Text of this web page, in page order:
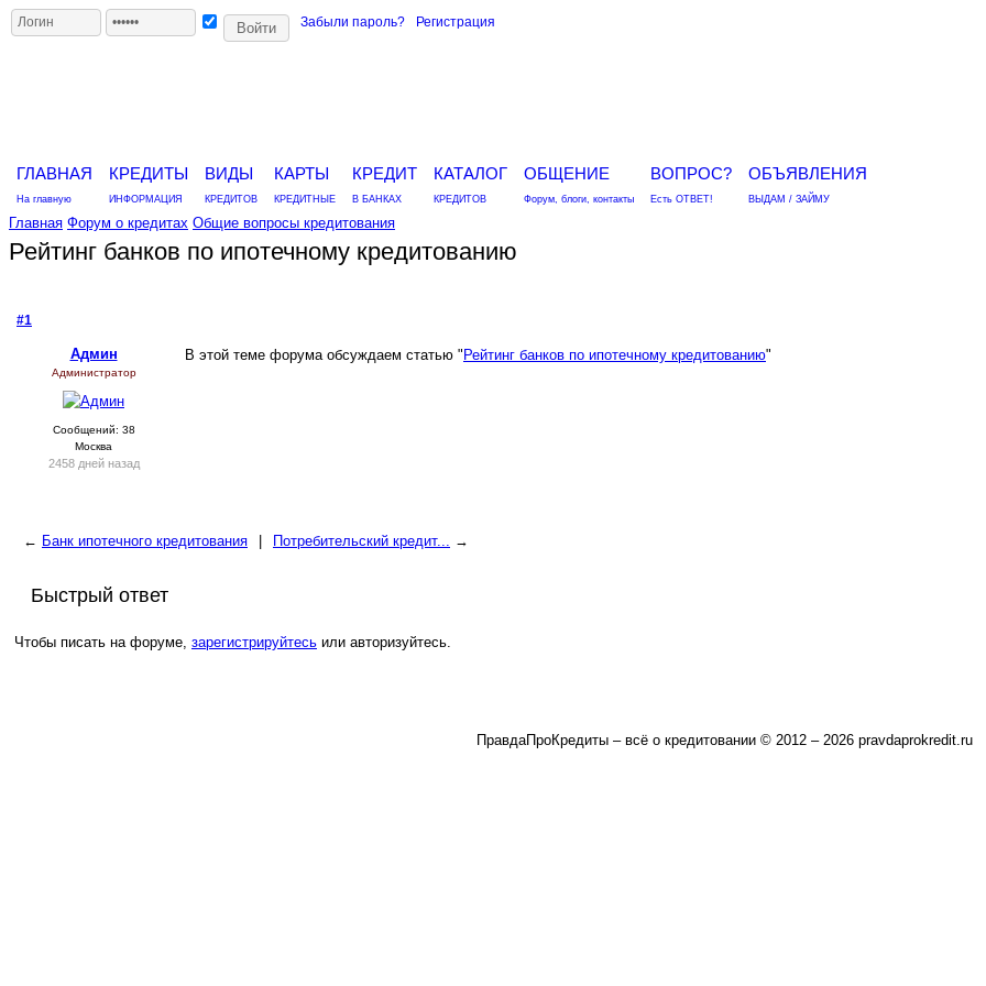
Забыли пароль? Регистрация
ГЛАВНАЯ
На главную
КРЕДИТЫ
ИНФОРМАЦИЯ
ВИДЫ
КРЕДИТОВ
КАРТЫ
КРЕДИТНЫЕ
КРЕДИТ
В БАНКАХ
КАТАЛОГ
КРЕДИТОВ
ОБЩЕНИЕ
Форум, блоги, контакты
ВОПРОС?
Есть ОТВЕТ!
ОБЪЯВЛЕНИЯ
ВЫДАМ / ЗАЙМУ
Главная Форум о кредитах Общие вопросы кредитования
Рейтинг банков по ипотечному кредитованию
#1
Админ
Администратор
Сообщений: 38
Москва
2458 дней назад
В этой теме форума обсуждаем статью " Рейтинг банков по ипотечному кредитованию"
← Банк ипотечного кредитования Потребительский кредит... →
Быстрый ответ
Чтобы писать на форуме, зарегистрируйтесь или авторизуйтесь.
ПравдаПроКредиты – всё о кредитовании © 2012 – 2026 pravdaprokredit.ru